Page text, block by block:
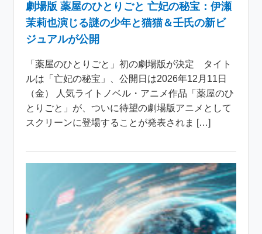
劇場版 薬屋のひとりごと 亡妃の秘宝：伊瀬
茉莉也演じる謎の少年と猫猫＆壬氏の新ビ
ジュアルが公開
「薬屋のひとりごと」初の劇場版が決定 タイト
ルは「亡妃の秘宝」、公開日は2026年12月11日
（金） 人気ライトノベル・アニメ作品「薬屋のひ
とりごと」が、ついに待望の劇場版アニメとして
スクリーンに登場することが発表されま […]